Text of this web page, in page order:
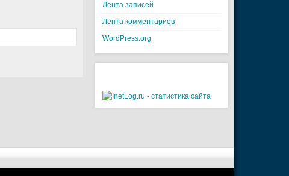
Лента записей
Лента комментариев
WordPress.org